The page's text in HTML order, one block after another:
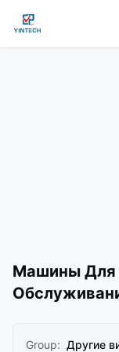
Машины Для
Group: Другие